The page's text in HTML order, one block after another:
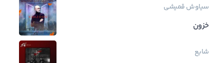
سیاوش قمیشی
خزون
شایع